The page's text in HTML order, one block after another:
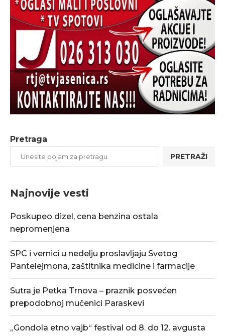
Pretraga
PRETRAŽI
Najnovije vesti
Poskupeo dizel, cena benzina ostala
nepromenjena
SPC i vernici u nedelju proslavljaju Svetog
Pantelejmona, zaštitnika medicine i farmacije
Sutra je Petka Trnova – praznik posvećen
prepodobnoj mučenici Paraskevi
„Gondola etno vajb“ festival od 8. do 12. avgusta